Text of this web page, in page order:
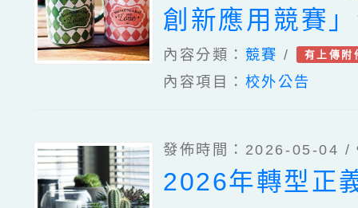
創新應用競賽
章，鼓勵校內
名參加
內容分類： 競賽 / 有上傳附
內容項目： 校外公告
發佈時間：2026-05-04 /
2026年轉型正